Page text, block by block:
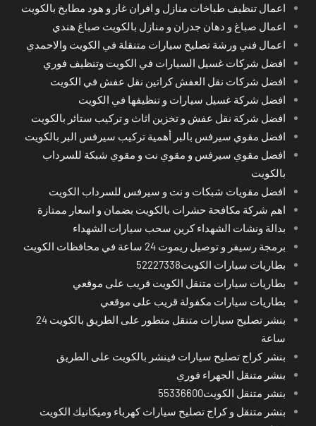
اعمال تنظيف طباخات منازل و افران غاز و هود مطابخ بالكويت
اعمال صباغ و دهان جدران و منازل بالكويت صباغ هندي
اعمال فني ورشة تصليح سيارات متنقلة في الكويت والاحمدي
افضل شركات غسيل السيارات في الكويت وتنظيف فوري
افضل شركات نقل العفش كراتين نقل عفش في الكويت
افضل شركة غسيل سيارات و تنظيفها في الكويت
افضل شركة نقل عفش و تخزين اثاث و تركيب ستائر بالكويت
افضل مقوي سيرفس بالبر أهمية تركيب سيرفس البر بالكويت
افضل مقوي سيرفس و مقوي نت و مقوي شبكة للسرداب
بالكويت
افضل مقويات شبكات و نت و سيرفس للسرداب الكويت
اهم شركة مكافحة حشرات بالكويت بضمان و اسعار ممتازة
بدالة ونشات الشهداء كرين سحب سيارات الشهداء
برمجة رسيفر و توصيل ريموت 24 ساعة في محافظات الكويت
بطاريات سيارات الكويت52227338
بطاريات سيارات متنقل الكويت قريب على موقعي
بطاريات سيارات مكفولة قريب على موقعي
بنشر تصليح سيارات متنقل متطور على الطريق بالكويت 24
ساعة
بنشر كراج تصليح سيارات فينشر بالكويت على الطريق
بنشر متنقل الجهراء فوري
بنشر متنقل الكويت55336600
بنشر متنقل و كراج تصليح سيارات كهرباء وميكانيك الكويت